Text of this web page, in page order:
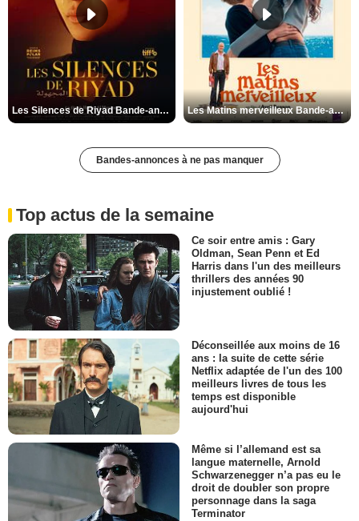
Les Silences de Riyad Bande-annonce VO STFR Les Matins merveilleux Bande-annonce VF
Bandes-annonces à ne pas manquer
Top actus de la semaine
Ce soir entre amis : Gary
Oldman, Sean Penn et Ed
Harris dans l'un des meilleurs
thrillers des années 90
injustement oublié !
Déconseillée aux moins de 16
ans : la suite de cette série
Netflix adaptée de l'un des 100
meilleurs livres de tous les
temps est disponible
aujourd'hui
Même si l’allemand est sa
langue maternelle, Arnold
Schwarzenegger n’a pas eu le
droit de doubler son propre
personnage dans la saga
Terminator